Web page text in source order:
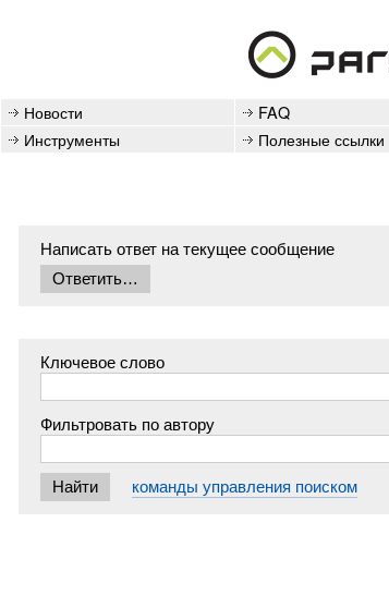
Новости FAQ
Инструменты
Полезные ссылки
Написать ответ на текущее сообщение
Ключевое слово
Фильтровать по автору
команды управления поиском